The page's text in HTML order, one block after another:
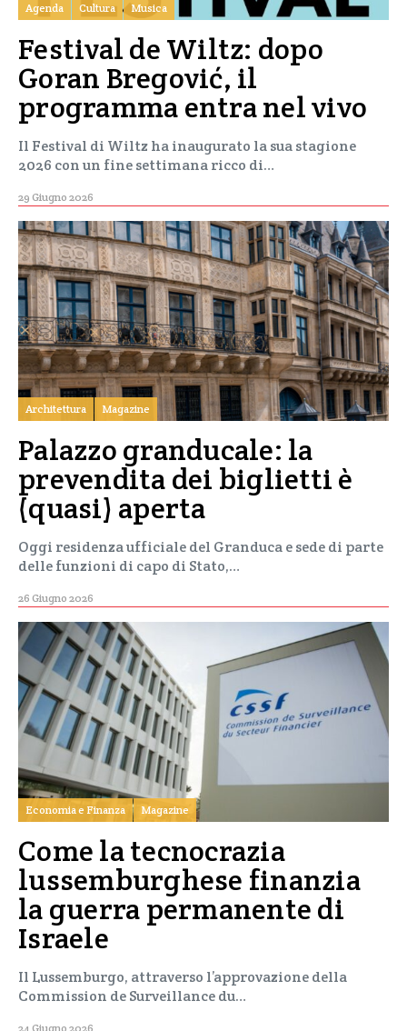
Agenda Cultura Musica
Festival de Wiltz: dopo
Goran Bregović, il
programma entra nel vivo
Il Festival di Wiltz ha inaugurato la sua stagione
2026 con un fine settimana ricco di…
29 Giugno 2026
Architettura Magazine
Palazzo granducale: la
prevendita dei biglietti è
(quasi) aperta
Oggi residenza ufficiale del Granduca e sede di parte
delle funzioni di capo di Stato,…
26 Giugno 2026
Economia e Finanza Magazine
Come la tecnocrazia
lussemburghese finanzia
la guerra permanente di
Israele
Il Lussemburgo, attraverso l’approvazione della
Commission de Surveillance du…
24 Giugno 2026